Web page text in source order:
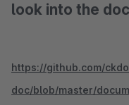
look into the
https://github.com/
doc/blob/master/